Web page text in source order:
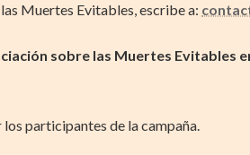
Muertes Evitables, escribe a:
sobre las Muertes Evitables
participantes de la campaña.